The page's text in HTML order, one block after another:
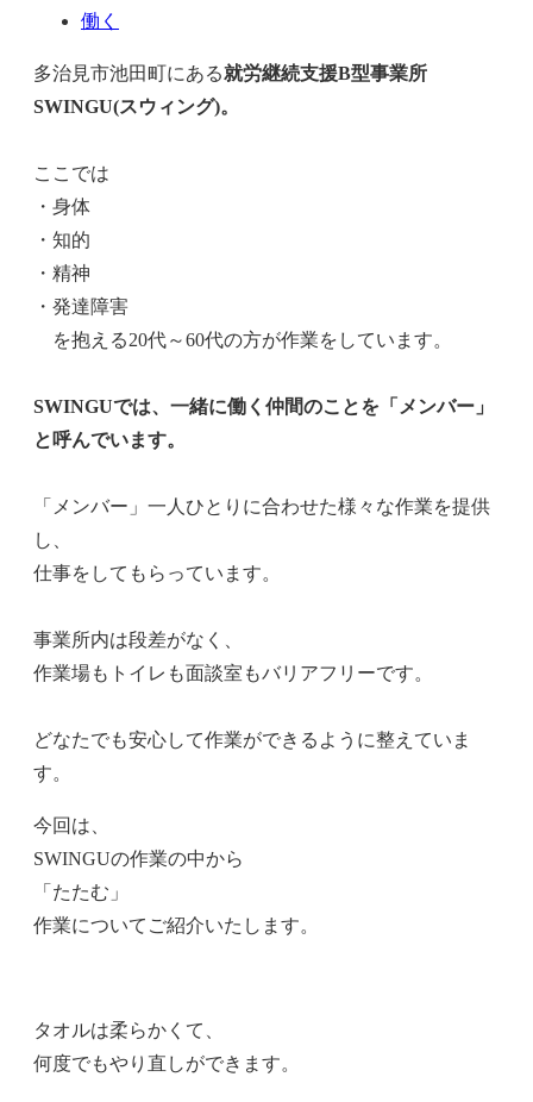
働く
多治見市池田町にある就労継続支援B型事業所
SWINGU(スウィング)。
ここでは
・身体
・知的
・精神
・発達障害
を抱える20代～60代の方が作業をしています。
SWINGUでは、一緒に働く仲間のことを「メンバー」
と呼んでいます。
「メンバー」一人ひとりに合わせた様々な作業を提供
し、
仕事をしてもらっています。
事業所内は段差がなく、
作業場もトイレも面談室もバリアフリーです。
どなたでも安心して作業ができるように整えていま
す。
今回は、
SWINGUの作業の中から
「たたむ」
作業についてご紹介いたします。
タオルは柔らかくて、
何度でもやり直しができます。